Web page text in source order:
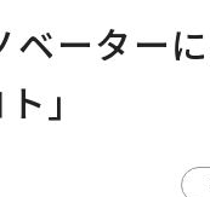
ーター
」